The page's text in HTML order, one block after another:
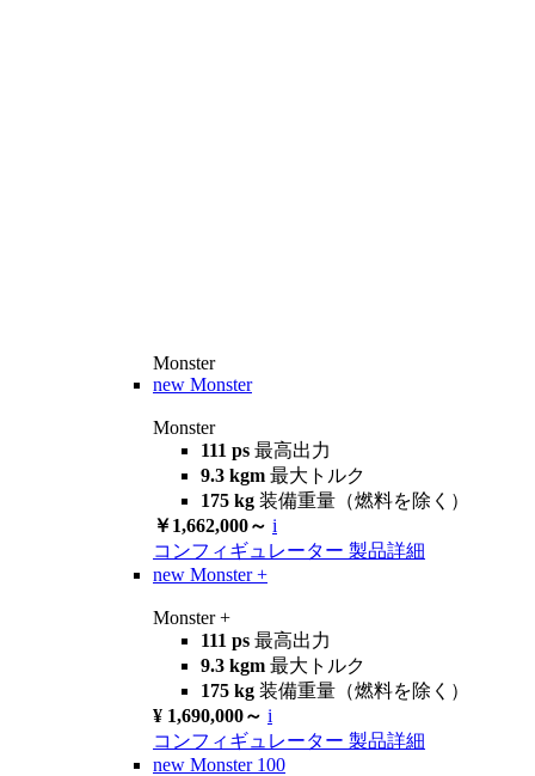
Monster
new Monster
Monster
111 ps 最高出力
9.3 kgm 最大トルク
175 kg 装備重量（燃料を除く）
￥1,662,000～ i
コンフィギュレーター 製品詳細
new Monster +
Monster +
111 ps 最高出力
9.3 kgm 最大トルク
175 kg 装備重量（燃料を除く）
¥ 1,690,000～ i
コンフィギュレーター 製品詳細
new Monster 100